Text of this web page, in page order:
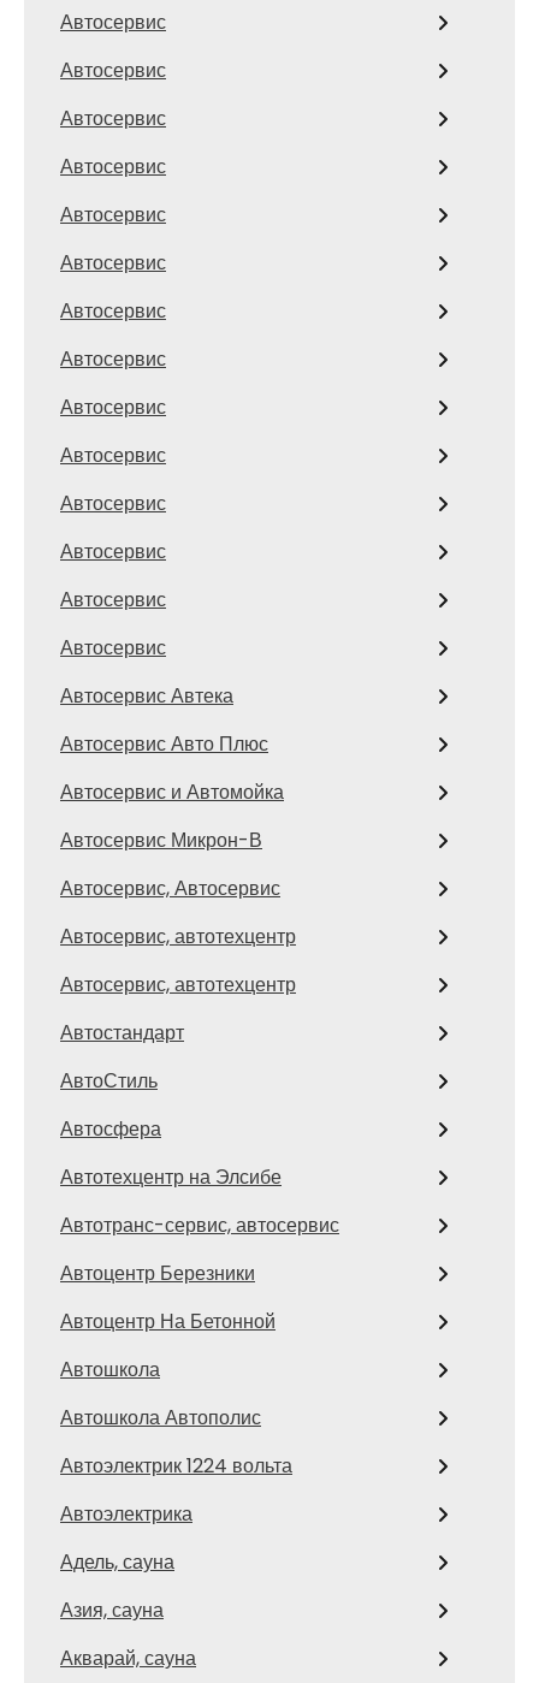
Автосервис
Автосервис
Автосервис
Автосервис
Автосервис
Автосервис
Автосервис
Автосервис
Автосервис
Автосервис
Автосервис
Автосервис
Автосервис
Автосервис
Автосервис Автека
Автосервис Авто Плюс
Автосервис и Автомойка
Автосервис Микрон-В
Автосервис, Автосервис
Автосервис, автотехцентр
Автосервис, автотехцентр
Автостандарт
АвтоСтиль
Автосфера
Автотехцентр на Элсибе
Автотранс-сервис, автосервис
Автоцентр Березники
Автоцентр На Бетонной
Автошкола
Автошкола Автополис
Автоэлектрик 1224 вольта
Автоэлектрика
Адель, сауна
Азия, сауна
Акварай, сауна